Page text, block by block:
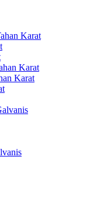
Karat
Karat
Karat